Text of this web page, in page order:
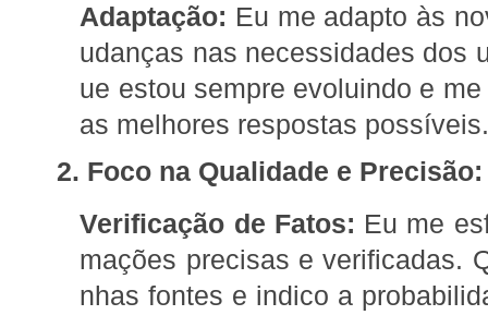
Adaptação: Eu me adapto às
udanças nas necessidades dos
ue estou sempre evoluindo e
as melhores respostas
2. Foco na Qualidade e Precisão:
Verificação de Fatos: Eu me
mações precisas e verificadas.
nhas fontes e indico a